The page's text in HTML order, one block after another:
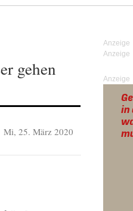
gehen
Mi, 25. März 2020
Anzeige